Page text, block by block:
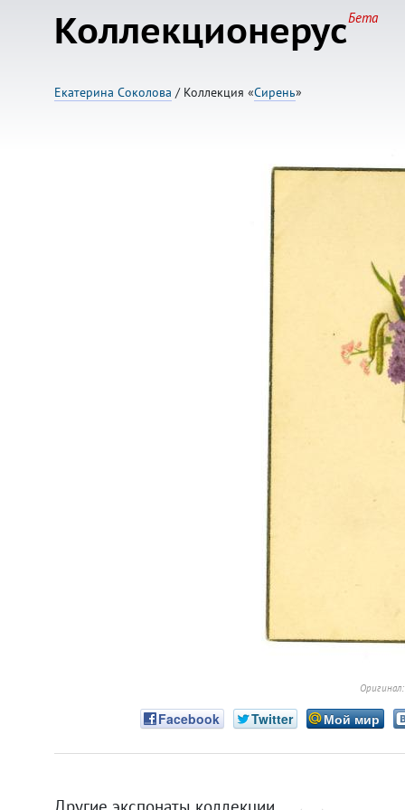
КоллекционерусБета
Екатерина Соколова / Коллекция «Сирень»
Оригинал:
Facebook Twitter Мой мир